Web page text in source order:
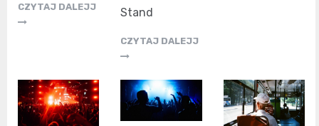
CZYTAJ DALEJJ
Stand
CZYTAJ DALEJJ